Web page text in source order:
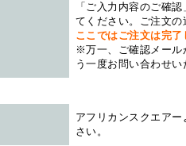
「ご入力内容のご確
てください。ご注文
ここではご注文は完
※万一、ご確認メール
う一度お問い合わせ
アフリカンスクエアー
さい。